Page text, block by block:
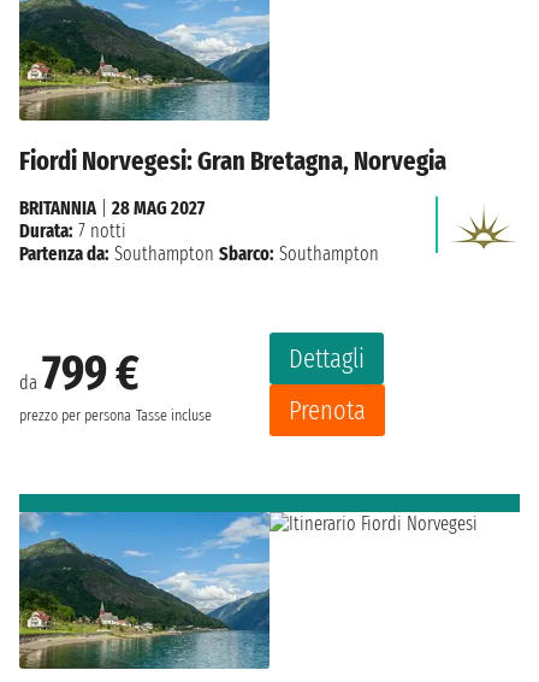
Fiordi Norvegesi: Gran Bretagna, Norvegia
da 799 €
prezzo per persona Tasse incluse
Dettagli
Prenota
BRITANNIA| 28 MAG 2027
Durata: 7 notti
Partenza da: Southampton Sbarco: Southampton